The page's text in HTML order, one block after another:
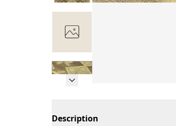
Description